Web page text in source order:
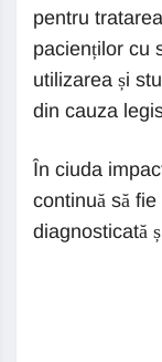
pentru
pacienților cu
utilizarea și
din cauza
În ciuda
continuă să
diagnosticată